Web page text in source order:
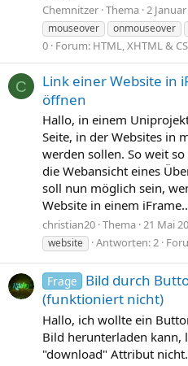
Chemnitzer Thema 2
mouseover
onmouseover
0 Forum: HTML, XHTML &
C
Link einer Website in
öffnen
Hallo, in einem
Seite, in der Websites in
werden sollen. So weit
die Webansicht eines
soll nun möglich sein,
Website in einem
christian20 Thema 21 Mai
website
Antworten: 2
Frage
Bild durch
(funktioniert nicht)
Hallo, ich wollte ein
Bild herunterladen
"download" Attribut